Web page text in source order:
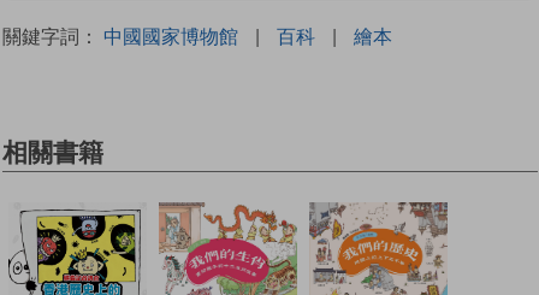
關鍵字詞： 中國國家博物館 | 百科 | 繪本
相關書籍